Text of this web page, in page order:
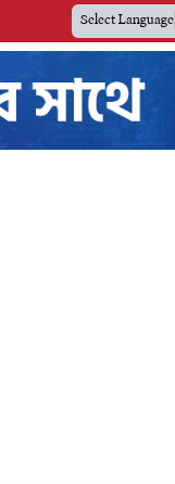
Select Language